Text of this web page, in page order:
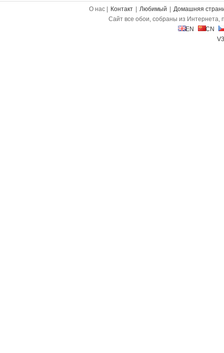
О нас | Контакт Любимый
Домашняя
Сайт все обои, собраны из Интернета,
EN
CN